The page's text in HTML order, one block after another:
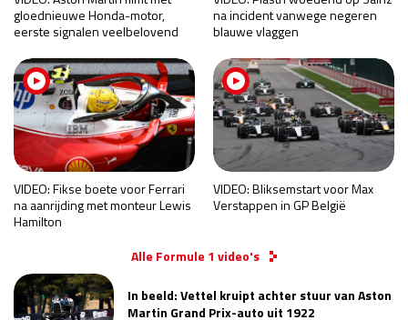
gloednieuwe Honda-motor,
eerste signalen veelbelovend
na incident vanwege negeren
blauwe vlaggen
VIDEO: Fikse boete voor Ferrari
na aanrijding met monteur Lewis
Hamilton
VIDEO: Bliksemstart voor Max
Verstappen in GP België
Alle Formule 1 video's
In beeld: Vettel kruipt achter stuur van Aston
Martin Grand Prix-auto uit 1922